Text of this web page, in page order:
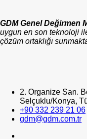
GDM Genel Değirmen
uygun en son teknoloji
çözüm ortaklığı
2. Organize San.
Selçuklu/Konya,
+90 332 239 21 06
gdm@gdm.com.tr